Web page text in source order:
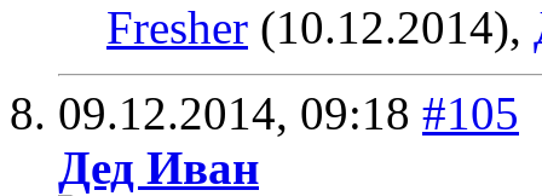
Fresher (10.12.2014),
09.12.2014, 09:18 #105
Дед Иван